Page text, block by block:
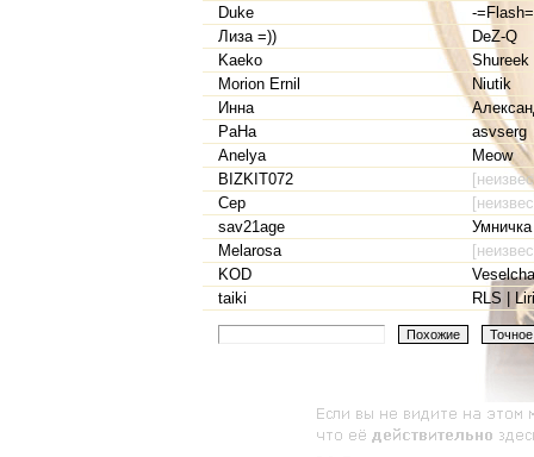
Duke
-
Лиза =))
DeZ-Q
Kaeko
Shureek
Morion Ernil
Niutik
Инна
PaHa
asvserg
Anelya
Meow
BIZKIT072
Cep
sav21age
Умничка
Melarosa
KOD
taiki
RLS |